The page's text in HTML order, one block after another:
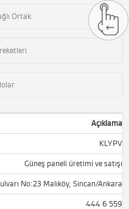
Ortak.
Açıklama
KLYPV
Güneş paneli üretimi ve satışı
No:23 Malıköy, Sincan/Ankara
444 6 559